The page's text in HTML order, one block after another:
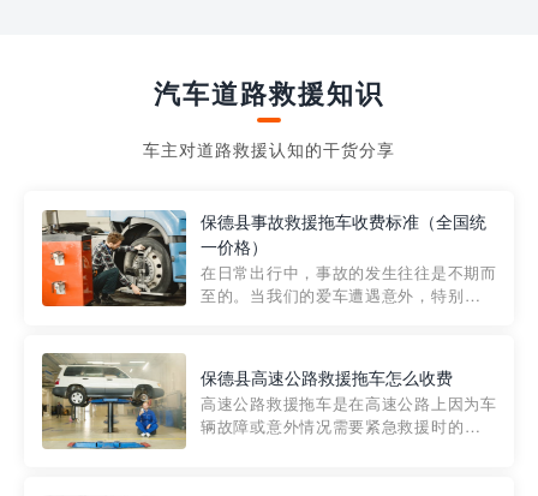
汽车道路救援知识
车主对道路救援认知的干货分享
保德县事故救援拖车收费标准（全国统
一价格）
在日常出行中，事故的发生往往是不期而
至的。当我们的爱车遭遇意外，特别是在
细解析一下市区事故救援拖车的收费标
准，以及在选用拖车服务时应注...
保德县高速公路救援拖车怎么收费
高速公路救援拖车是在高速公路上因为车
辆故障或意外情况需要紧急救援时的必备